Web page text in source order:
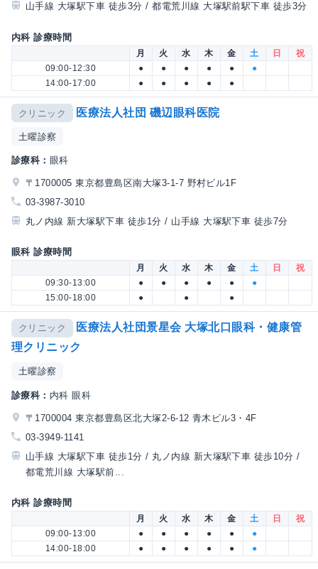
山手線 大塚駅下車 徒歩3分 / 都電荒川線 大塚駅前駅下車 徒歩3分
内科 診療時間
月 火 水 木 金 土 日
祝
09:00-12:30
● ● ● ● ●
●
14:00-17:00
● ● ● ● ●
クリニック 医療法人社団 磯辺眼科医院
土曜診察
診療科： 眼科
〒1700005 東京都豊島区南大塚3-1-7 野村ビル1F
03-3987-3010
丸ノ内線 新大塚駅下車 徒歩1分 / 山手線 大塚駅下車 徒歩7分
眼科 診療時間
月 火 水 木 金 土 日
祝
09:30-13:00
● ● ● ● ●
●
15:00-18:00
● ● ●
クリニック
医療法人社団景星会 大塚北口眼科・健康管
理クリニック
土曜診察
診療科： 内科 眼科
〒1700004 東京都豊島区北大塚2-6-12 青木ビル3・4F
03-3949-1141
山手線 大塚駅下車 徒歩1分 / 丸ノ内線 新大塚駅下車 徒歩10分 /
都電荒川線 大塚駅前...
内科 診療時間
月 火 水 木 金 土 日
祝
09:00-13:00
● ● ● ● ●
●
14:00-18:00
● ● ● ● ● ●